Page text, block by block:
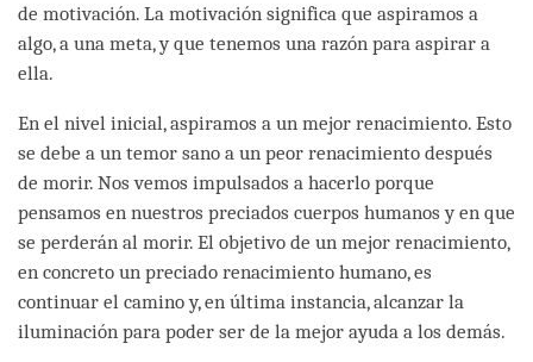
de motivación. La motivación significa que aspiramos a
algo, a una meta, y que tenemos una razón para aspirar a
ella.
En el nivel inicial, aspiramos a un mejor renacimiento. Esto
se debe a un temor sano a un peor renacimiento después
de morir. Nos vemos impulsados a hacerlo porque
pensamos en nuestros preciados cuerpos humanos y en que
se perderán al morir. El objetivo de un mejor renacimiento,
en concreto un preciado renacimiento humano, es
continuar el camino y, en última instancia, alcanzar la
iluminación para poder ser de la mejor ayuda a los demás.